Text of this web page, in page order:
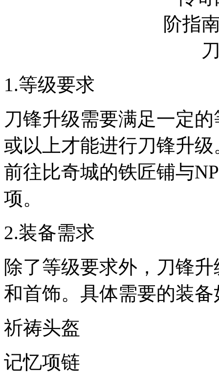
1.等级要求
刀锋升级需要满足一定
或以上才能进行刀锋升
前往比奇城的铁匠铺与
项。
2.装备需求
除了等级要求外，刀锋
和首饰。具体需要的装备
祈祷头盔
记忆项链